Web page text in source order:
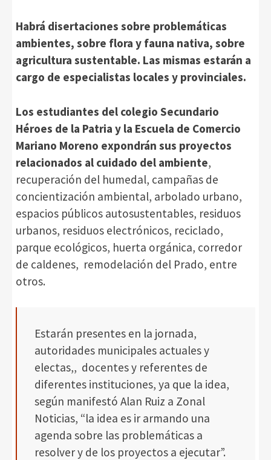
Habrá disertaciones sobre problemáticas
ambientes, sobre flora y fauna nativa, sobre
agricultura sustentable. Las mismas estarán a
cargo de especialistas locales y provinciales.
Los estudiantes del colegio Secundario
Héroes de la Patria y la Escuela de Comercio
Mariano Moreno expondrán sus proyectos
relacionados al cuidado del ambiente,
recuperación del humedal, campañas de
concientización ambiental, arbolado urbano,
espacios públicos autosustentables, residuos
urbanos, residuos electrónicos, reciclado,
parque ecológicos, huerta orgánica, corredor
de caldenes, remodelación del Prado, entre
otros.
Estarán presentes en la jornada,
autoridades municipales actuales y
electas,, docentes y referentes de
diferentes instituciones, ya que la idea,
según manifestó Alan Ruiz a Zonal
Noticias, “la idea es ir armando una
agenda sobre las problemáticas a
resolver y de los proyectos a ejecutar”.